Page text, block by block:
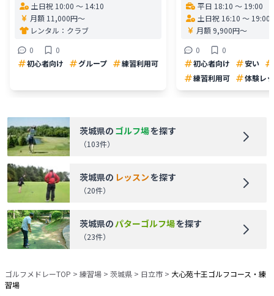
土日祝 10:00 〜 14:10
月額 11,000円〜
レンタル： クラブ
0
0
初心者向け
グループ 練習利用可
平日 18:10 〜 19:00
土日祝 16:10 〜 19:00
月額 9,900円〜
0
0
初心者向け
安い
練習利用可
体験レ
茨城県の ゴルフ場を探す
（103件）
茨城県の レッスンを探す
（20件）
茨城県のパターゴルフ場を探す
（23件）
ゴルフメドレーTOP > 練習場 > 茨城県 > 日立市 > 大心苑十王ゴルフコース・練
習場